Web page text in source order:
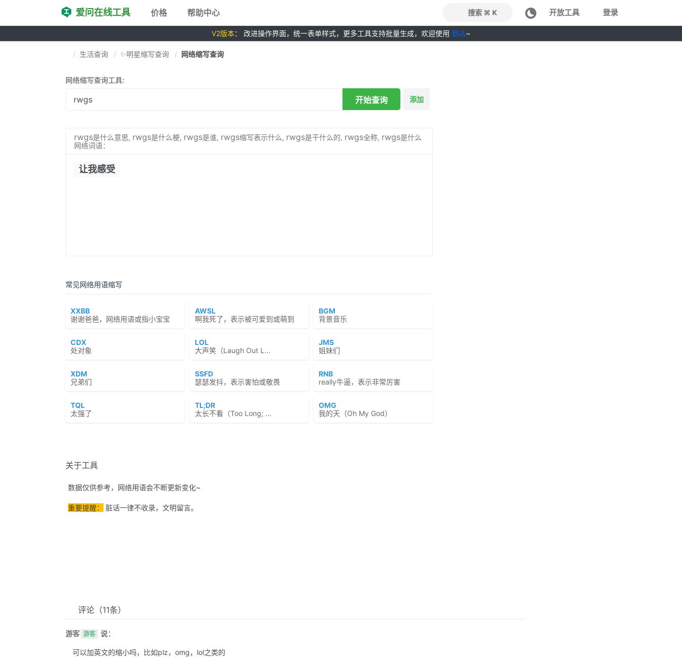
爱问在线工具 价格 帮助中心 搜索 ⌘ K 开放工具 登录
V2版本： 改进操作界面，统一表单样式，更多工具支持批量生成，欢迎使用 到达~
生活查询 ✨明星缩写查询 网络缩写查询
网络缩写查询工具:
开始查询 添加
rwgs是什么意思, rwgs是什么梗, rwgs是谁, rwgs缩写表示什么, rwgs是干什么的, rwgs全称, rwgs是什么
网络词语：
让我感受
常见网络用语缩写
XXBB
谢谢爸爸，网络用语或指小宝宝
AWSL
啊我死了，表示被可爱到或萌到
BGM
背景音乐
CDX
处对象
LOL
大声笑（Laugh Out L...
JMS
姐妹们
XDM
兄弟们
SSFD
瑟瑟发抖，表示害怕或敬畏
RNB
really牛逼，表示非常厉害
TQL
太强了
TL;DR
太长不看（Too Long; ...
OMG
我的天（Oh My God）
关于工具
数据仅供参考，网络用语会不断更新变化~
重要提醒： 脏话一律不收录，文明留言。
评论 （11条）
游客 游客 说：
可以加英文的缩小吗，比如plz，omg，lol之类的